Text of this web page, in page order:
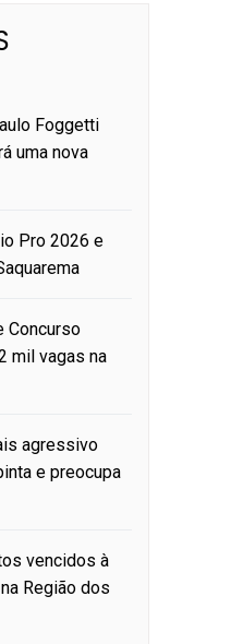
Foggetti
uma nova
Pro 2026 e
Concurso
mil vagas na
agressivo
e preocupa
vencidos à
Região dos